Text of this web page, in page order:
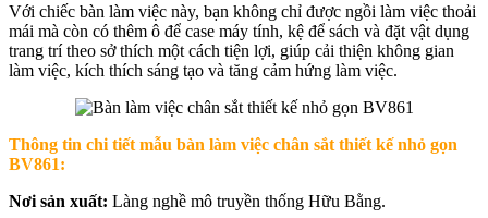
Với chiếc bàn làm việc này, bạn không chỉ được ngồi làm việc thoải
mái mà còn có thêm ô để case máy tính, kệ để sách và đặt vật dụng
trang trí theo sở thích một cách tiện lợi, giúp cải thiện không gian
làm việc, kích thích sáng tạo và tăng cảm hứng làm việc.
Thông tin chi tiết mẫu bàn làm việc chân sắt thiết kế nhỏ gọn
BV861:
Nơi sản xuất: Làng nghề mô truyền thống Hữu Bằng.